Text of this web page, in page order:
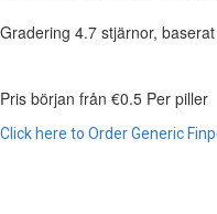
Gradering 4.7 stjärnor,
Pris början från €0.5 Per piller
Click here to Order Generic